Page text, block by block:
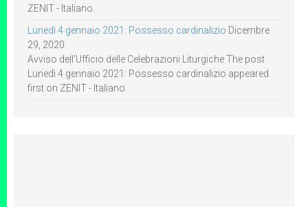
ZENIT - Italiano.
Lunedì 4 gennaio 2021: Possesso cardinalizio Dicembre
29, 2020
Avviso dell’Ufficio delle Celebrazioni Liturgiche The post
Lunedì 4 gennaio 2021: Possesso cardinalizio appeared
first on ZENIT - Italiano.